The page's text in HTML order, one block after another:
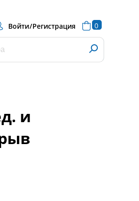
Войти/Регистрация 0
и